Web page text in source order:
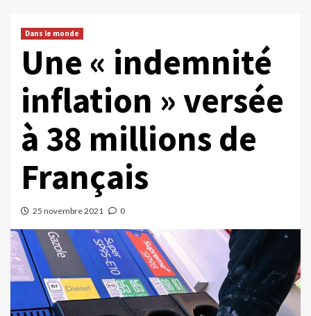
Dans le monde
Une « indemnité
inflation » versée
à 38 millions de
Français
25 novembre 2021 0